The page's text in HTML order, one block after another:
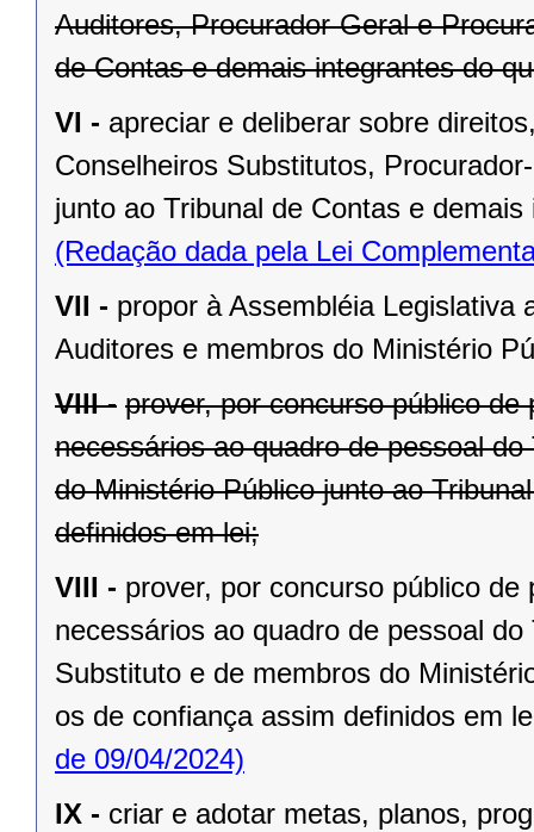
Auditores, Procurador-Geral e
de Contas e demais integrantes do
VI - apreciar e deliberar sobre
Conselheiros Substitutos,
junto ao Tribunal de Contas e
(Redação dada pela Lei
VII - propor à Assembléia Legislativa
Auditores e membros do Ministério
VIII - prover, por concurso público
necessários ao quadro de pessoal
do Ministério Público junto ao
definidos em lei;
VIII - prover, por concurso público
necessários ao quadro de pessoal
Substituto e de membros do
os de confiança assim definidos em
de 09/04/2024)
IX - criar e adotar metas, planos,